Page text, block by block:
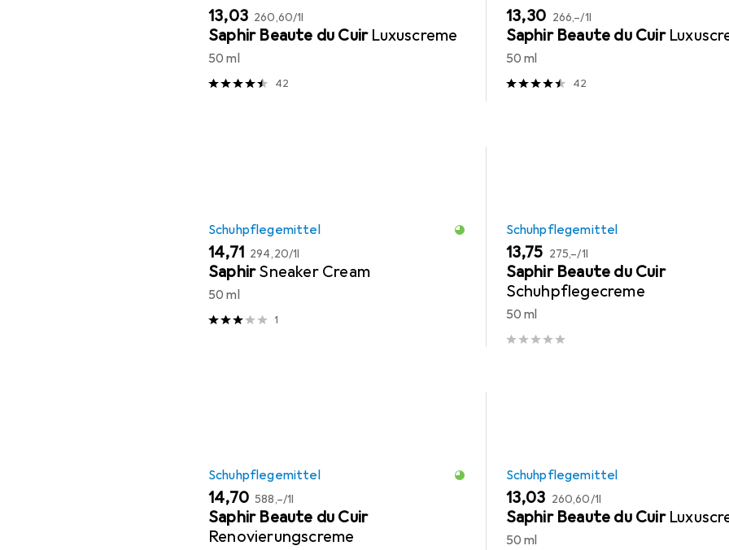
EUR
13,03 EUR
260,60/1l
Saphir Beaute du Cuir Luxuscreme
50 ml
42
EUR
13,30 EUR
266,–/1l
Saphir Beaute du Cuir
50 ml
42
Schuhpflegemittel
EUR
14,71 EUR
294,20/1l
SaphirSneaker Cream
50 ml
1
Schuhpflegemittel
EUR
13,75 EUR
275,–/1l
Saphir Beaute du Cuir
Schuhpflegecreme
50 ml
Schuhpflegemittel
EUR
14,70 EUR
588,–/1l
Saphir Beaute du Cuir
Renovierungscreme
Schuhpflegemittel
EUR
13,03 EUR
260,60/1l
Saphir Beaute du Cuir
50 ml